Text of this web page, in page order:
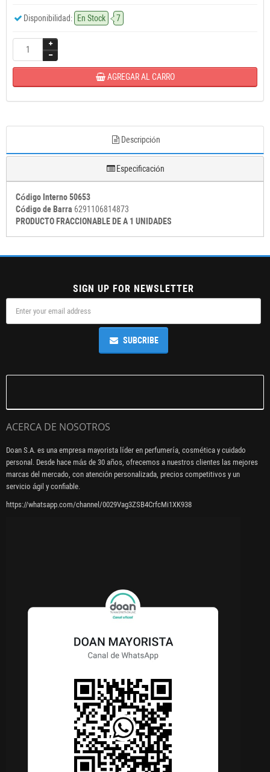
Disponibilidad: En Stock 7
AGREGAR AL CARRO
Descripción
Especificación
Código Interno 50653
Código de Barra 6291106814873
PRODUCTO FRACCIONABLE DE A 1 UNIDADES
SIGN UP FOR NEWSLETTER
SUBCRIBE
ACERCA DE NOSOTROS
Doan S.A. es una empresa mayorista líder en perfumería, cosmética y cuidado
personal. Desde hace más de 30 años, ofrecemos a nuestros clientes las mejores
marcas del mercado, con atención personalizada, precios competitivos y un
servicio ágil y confiable.
https://whatsapp.com/channel/0029Vag3ZSB4CrfcMi1XK938